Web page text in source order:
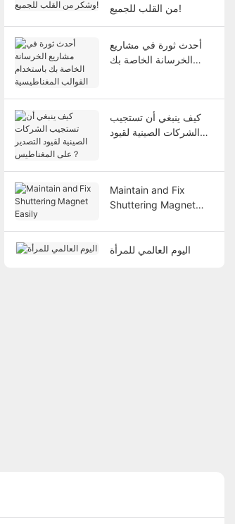
من القلب للجميع!
أحدث ثورة في مشاريع
الخرسانة الخاصة بك
كيف ينبغي أن تستجيب
الشركات الصينية لقيود
Maintain and Fix
Shuttering Magnet
اليوم العالمي للمرأة